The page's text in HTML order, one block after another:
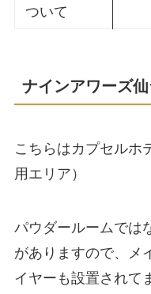
ついて
ナインアワーズ
こちらはカプセルホ
用エリア）
パウダールームでは
がありますので、メ
イヤーも設置されて